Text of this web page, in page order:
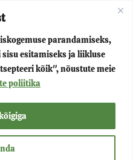
parandamiseks,
esitamiseks ja liikluse
kõik", nõustute meie
poliitika
Menu
Toggle
Menu